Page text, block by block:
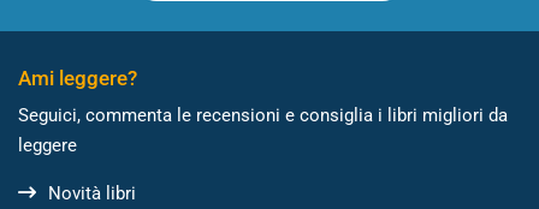
Ami leggere?
Seguici, commenta le recensioni e consiglia i libri migliori da
leggere
Novità libri